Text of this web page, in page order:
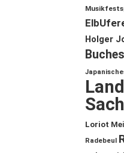
Holger
Buches
Loriot
Radebeul